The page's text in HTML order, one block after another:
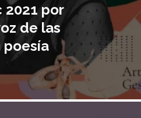
2021 por
de las
poesía